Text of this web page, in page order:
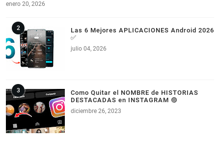
enero 20, 2026
Las 6 Mejores APLICACIONES Android 2026
✅
julio 04, 2026
Como Quitar el NOMBRE de HISTORIAS
DESTACADAS en INSTAGRAM 🟣
diciembre 26, 2023